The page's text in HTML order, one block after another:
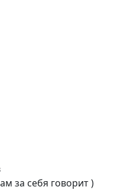
за себя говорит )